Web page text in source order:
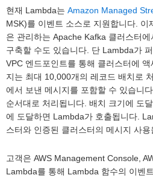
현재 Lambda는 Amazon Managed
MSK)를 이벤트 소스로 지원합니다. 이
은 관리하는 Apache Kafka 클러스터
구축할 수도 있습니다. 단 Lambda가
VPC 엔드포인트를 통해 클러스터에
지는 최대 10,000개의 레코드 배치로
에서 보낸 메시지를 포함할 수 있습니
순서대로 처리됩니다. 배치 크기에 도
에 도달하면 Lambda가 호출됩니다.
스터와 인증된 클러스터의 메시지 사용
고객은 AWS Management Console,
Lambda를 통해 Lambda 함수의 이벤